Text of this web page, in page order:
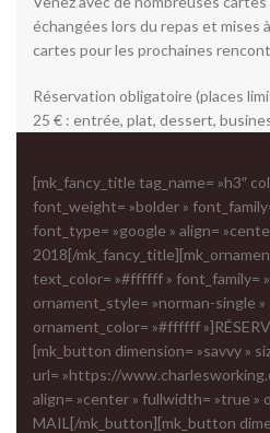
échangées lors du repas et mises
cartes pour les prochaines
Réservation obligatoire (places
25 € : entrée, plat, dessert,
[mk_fancy_title tag_name= »h3″
font_weight= »bolder »
font_type= »google » align=
2018[/
text_color= »#ffffff » font_family=
ornament_style= »norman-single »
ornament_color= »#ffffff
[mk_button dimension= »savvy »
url= »https://
align= »center » fullwidth= »true »
MAIL[/mk_button][mk_button